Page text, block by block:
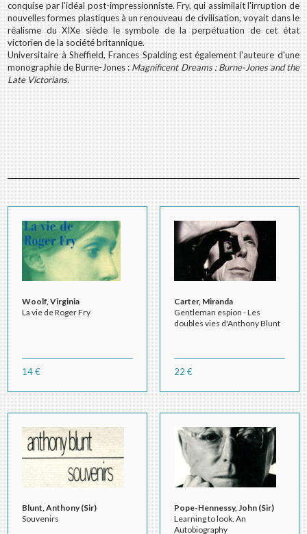
conquise par l'idéal post-impressionniste. Fry, qui assimilait l'irruption de
nouvelles formes plastiques à un renouveau de civilisation, voyait dans le
réalisme du XIXe siècle le symbole de la perpétuation de cet état
victorien de la société britannique.
Universitaire à Sheffield, Frances Spalding est également l'auteure d'une
monographie de Burne-Jones : Magnificent Dreams : Burne-Jones and the
Late Victorians.
Woolf, Virginia
La vie de Roger Fry
14 €
Carter, Miranda
Gentleman espion - Les
doubles vies d'Anthony Blunt
22 €
Blunt, Anthony (Sir)
Souvenirs
Pope-Hennessy, John (Sir)
Learning to look. An
Autobiography